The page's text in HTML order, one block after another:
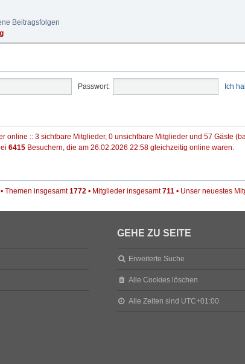
Beitragsfolgen
Passwort: Ich
online :: 3 sichtbare Mitglieder, 0 unsichtbare Mitglieder und 57 Gäste
6415 Besuchern, die am 26.02.2026 22:58 gleichzeitig online waren.
• Themen insgesamt1772 • Mitglieder insgesamt711 • Unser neuestes
GEHE ZU SEITE
Erweiterte Suche
Alle Cookies löschen
Alle Zeiten sind UTC+01:00